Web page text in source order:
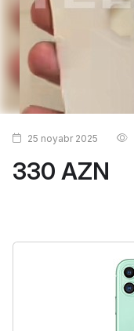
330 AZN
25 noyabr 2025